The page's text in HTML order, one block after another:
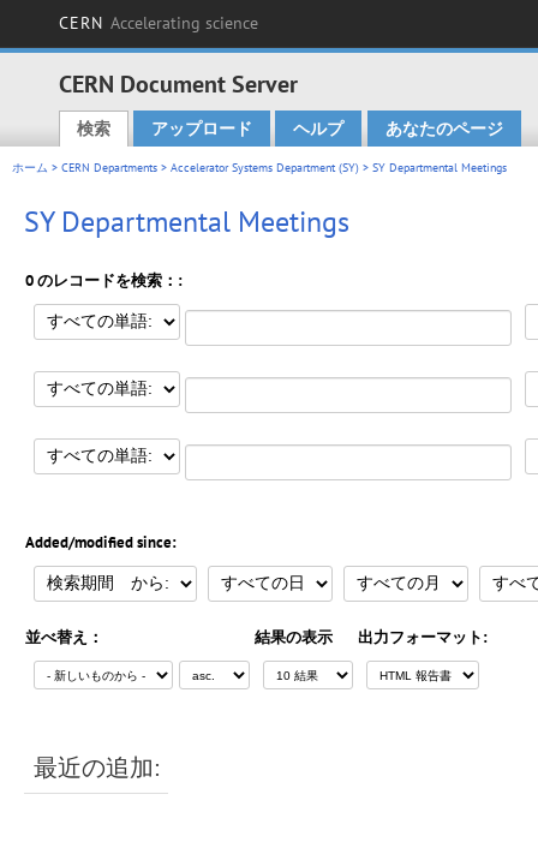
CERN Accelerating science
CERN Document Server
Main menu
検索 アップロード ヘルプ あなたのページ
ホーム > CERN Departments > Accelerator Systems Department (SY) > SY Departmental Meetings
SY Departmental Meetings
0 のレコードを検索：:
Added/modified since:
並べ替え： 結果の表示 出力フォーマット:
最近の追加: